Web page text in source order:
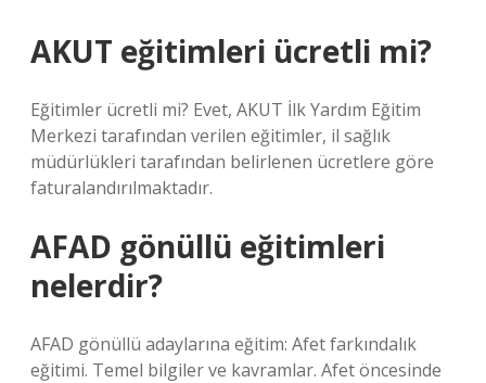
AKUT eğitimleri ücretli mi?
Eğitimler ücretli mi? Evet, AKUT İlk Yardım Eğitim
Merkezi tarafından verilen eğitimler, il sağlık
müdürlükleri tarafından belirlenen ücretlere göre
faturalandırılmaktadır.
AFAD gönüllü eğitimleri
nelerdir?
AFAD gönüllü adaylarına eğitim: Afet farkındalık
eğitimi. Temel bilgiler ve kavramlar. Afet öncesinde